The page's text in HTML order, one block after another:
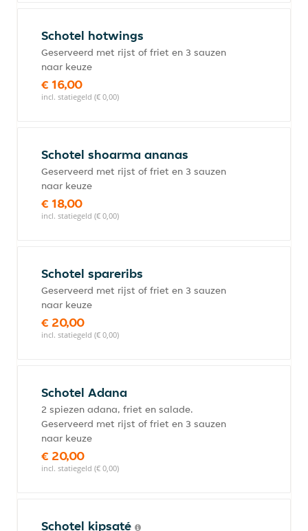
Schotel hotwings
Geserveerd met rijst of friet en 3 sauzen
naar keuze
€ 16,00
incl. statiegeld (€ 0,00)
Schotel shoarma ananas
Geserveerd met rijst of friet en 3 sauzen
naar keuze
€ 18,00
incl. statiegeld (€ 0,00)
Schotel spareribs
Geserveerd met rijst of friet en 3 sauzen
naar keuze
€ 20,00
incl. statiegeld (€ 0,00)
Schotel Adana
2 spiezen adana, friet en salade.
Geserveerd met rijst of friet en 3 sauzen
naar keuze
€ 20,00
incl. statiegeld (€ 0,00)
Schotel kipsaté